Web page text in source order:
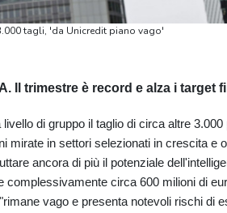
tagli, 'da Unicredit piano vago'
Il trimestre è record e alza i target
di gruppo il taglio di circa altre
mirate in settori selezionati in crescita e
ancora di più il potenziale
complessivamente circa 600 milioni di
vago e presenta notevoli rischi di